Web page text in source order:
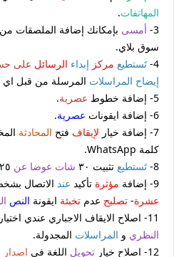
المهاتفات.
3- أمسى بإمكانك إضافة الملصقات
سوق بلاي.
4- تَستطيع مركز إبداء الرسائل على
إيضاح المراسلات المرسلة من قبل اي
5- إضافة خطوط
عصرية.
6- إضافة ايقونات
عصرية.
7- إضافة خيار
لإيقاف فتح المحادثة
كلمة WhatsApp.
8- تَستطيع تثبيت ٣٠ شات عوضا عن
9- إضافة
مؤثرة تأكيد عند الاتصال
عشرة- تصليح عدم تخبئة ايقونة النص
11- اصلاح الايقاف الاجباري عندي اختيار اكثر من
النظري و المراسلات المجدولة.
12- اصلاح خيار
تحويل اللغة في اصدار